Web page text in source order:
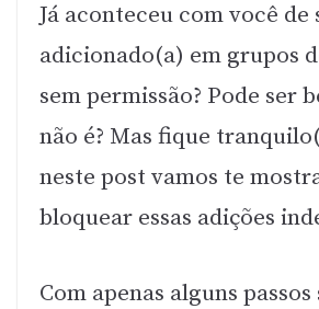
Já aconteceu com você de
adicionado(a) em grupos
sem permissão? Pode ser
não é? Mas fique
neste post vamos te
bloquear essas adições
Com apenas alguns